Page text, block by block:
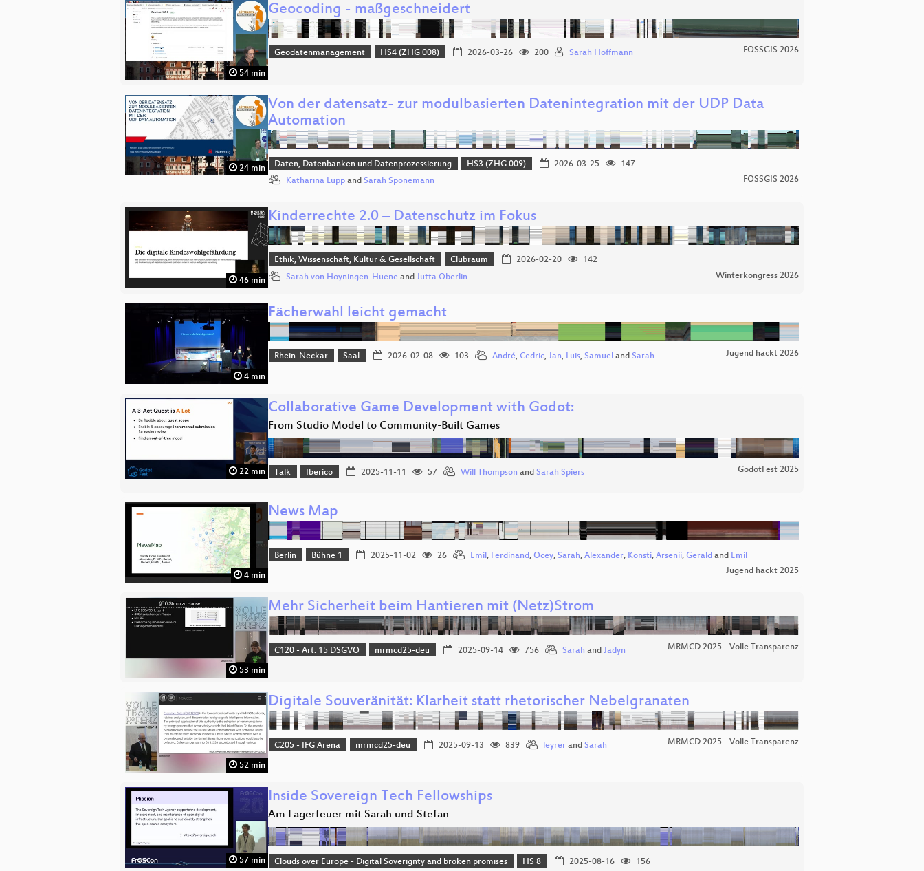
54 min
Geocoding - maßgeschneidert
Geodatenmanagement HS4 (ZHG 008) 2026-03-26 200 Sarah Hoffmann FOSSGIS 2026
24 min
Von der datensatz- zur modulbasierten Datenintegration mit der UDP Data
Automation
Daten, Datenbanken und Datenprozessierung HS3 (ZHG 009) 2026-03-25
147
Katharina Lupp and Sarah Spönemann FOSSGIS 2026
46 min
Kinderrechte 2.0 – Datenschutz im Fokus
Ethik, Wissenschaft, Kultur & Gesellschaft Clubraum 2026-02-20
142
Sarah von Hoyningen-Huene and Jutta Oberlin Winterkongress 2026
4 min
Fächerwahl leicht gemacht
Rhein-Neckar Saal 2026-02-08 103 André, Cedric, Jan, Luis, Samueland Sarah Jugend hackt 2026
22 min
Collaborative Game Development with Godot:
From Studio Model to Community-Built Games
Talk Iberico 2025-11-11 57 Will Thompson and Sarah Spiers GodotFest 2025
4 min
News Map
Berlin Bühne 1 2025-11-02 26 Emil , Ferdinand, Ocey, Sarah, Alexander, Konsti, Arsenii, Gerald and Emil
Jugend hackt 2025
53 min
Mehr Sicherheit beim Hantieren mit (Netz)Strom
C120 - Art. 15 DSGVO mrmcd25-deu 2025-09-14 756 Sarah and Jadyn MRMCD 2025 - Volle Transparenz
52 min
Digitale Souveränität: Klarheit statt rhetorischer Nebelgranaten
C205 - IFG Arena mrmcd25-deu 2025-09-13 839 leyrerand Sarah MRMCD 2025 - Volle Transparenz
57 min
Inside Sovereign Tech Fellowships
Am Lagerfeuer mit Sarah und Stefan
Clouds over Europe - Digital Soverignty and broken promises HS 8 2025-08-16
156